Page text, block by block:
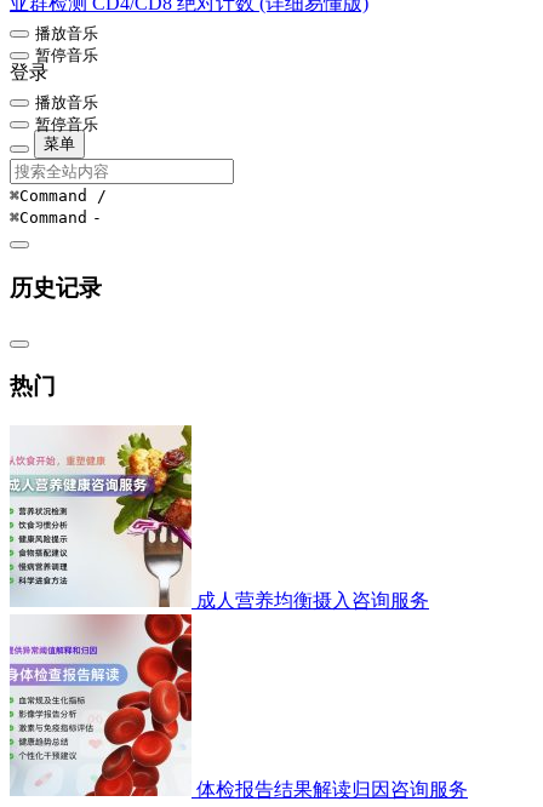
播放音乐
暂停音乐
登录
播放音乐
暂停音乐
菜单
⌘Command /
⌘Command -
历史记录
热门
成人营养均衡摄入咨询服务
体检报告结果解读归因咨询服务